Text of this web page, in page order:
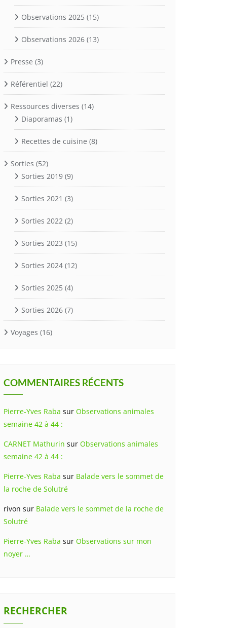
Observations 2025 (15)
Observations 2026 (13)
Presse (3)
Référentiel (22)
Ressources diverses (14)
Diaporamas (1)
Recettes de cuisine (8)
Sorties (52)
Sorties 2019 (9)
Sorties 2021 (3)
Sorties 2022 (2)
Sorties 2023 (15)
Sorties 2024 (12)
Sorties 2025 (4)
Sorties 2026 (7)
Voyages (16)
COMMENTAIRES RÉCENTS
Pierre-Yves Raba sur Observations animales
semaine 42 à 44 :
CARNET Mathurin sur Observations animales
semaine 42 à 44 :
Pierre-Yves Raba sur Balade vers le sommet de
la roche de Solutré
rivon sur Balade vers le sommet de la roche de
Solutré
Pierre-Yves Raba sur Observations sur mon
noyer …
RECHERCHER